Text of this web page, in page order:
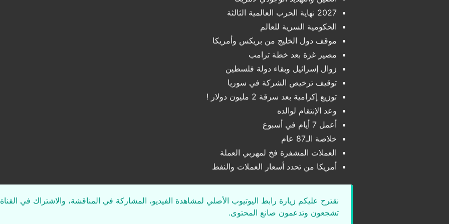
2027 نهاية الحرب العالمية الثالثة
الحكومية السرية للعالم
موقف دول الخليج من بريكس وأمريكا
مصير غزة بعد خطة ترامب
زوال إسرائيل وبقاء دولة فلسطين
توقيف ترخيص الشركة في سوريا
توزيع إكرامية بعد سرقة 2 مليون دولار !
وعد الإنتقام لوالده
أعمل 7 أيام في أسبوع
خلاصة الـ87 عام
العملات المشفرة فخ لمهربي العملة
أمريكا من تحدد أسعار العملات والنفط
نقترح عليكم زيارة رابط اليوتيوب الأصلي لمشاهدة الفيديو، المشاركة في المناقشة، والاشتراك في
تشجعون وتدعمون صانع المحتوى.